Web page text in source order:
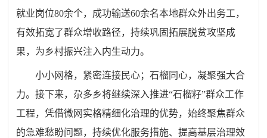
就业岗位80余个，成功输送60余名本地群众外出务工，
有效拓宽了群众增收路径，持续巩固拓展脱贫攻坚成
果，为乡村振兴注入内生动力。
小小网格，紧密连接民心；石榴同心，凝聚强大合
力。接下来，尕多乡将继续深入推进“石榴籽”群众工作
工程，凭借微网实格精细化治理的优势，始终聚焦群众
的急难愁盼问题，持续优化服务措施、提高基层治理效